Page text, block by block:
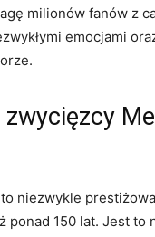
milionów fanów z
emocjami
zwycięzcy
niezwykle‍
ponad ​150 lat. Jest‌ to